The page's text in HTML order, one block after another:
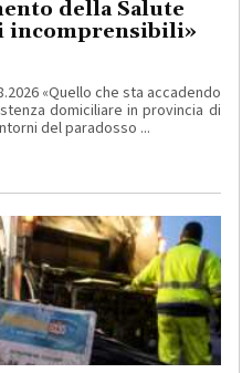
della Salute
incomprensibili»
«Quello che sta accadendo
domiciliare in provincia di
del paradosso ...